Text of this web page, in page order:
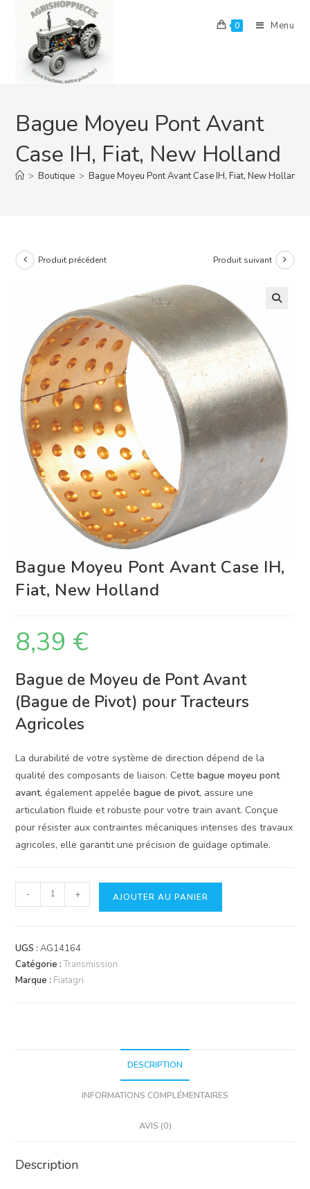
content
0 Menu
Bague Moyeu Pont Avant
Case IH, Fiat, New Holland
> Boutique > Bague Moyeu Pont Avant Case IH, Fiat, New Holland
Produit précédent Produit suivant
Bague Moyeu Pont Avant Case IH,
Fiat, New Holland
8,39 €
Bague de Moyeu de Pont Avant
(Bague de Pivot) pour Tracteurs
Agricoles
La durabilité de votre système de direction dépend de la
qualité des composants de liaison. Cettebague moyeu pont
avant, également appeléebague de pivot, assure une
articulation fluide et robuste pour votre train avant. Conçue
pour résister aux contraintes mécaniques intenses des travaux
agricoles, elle garantit une précision de guidage optimale.
quantité
de
Moyeu
Pont
Avant
- + AJOUTER AU PANIER
UGS :AG14164
Catégorie :Transmission
Marque : Fiatagri
DESCRIPTION
INFORMATIONS COMPLÉMENTAIRES
AVIS (0)
Description